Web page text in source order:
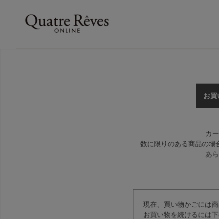
お買
カ
数に限りのある商品の場
あ
現在、買い物かごには
お買い物を続けるには